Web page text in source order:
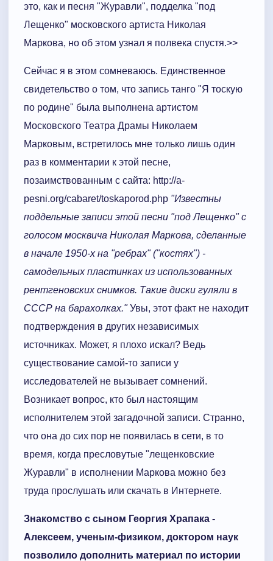
это, как и песня "Журавли", подделка "под
Лещенко" московского артиста Николая
Маркова, но об этом узнал я полвека спустя.>>
Сейчас я в этом сомневаюсь. Единственное
свидетельство о том, что запись танго "Я тоскую
по родине" была выполнена артистом
Московского Театра Драмы Николаем
Марковым, встретилось мне только лишь один
раз в комментарии к этой песне,
позаимствованным с сайта: http://a-
pesni.org/cabaret/toskaporod.php "Известны
поддельные записи этой песни "под Лещенко" с
голосом москвича Николая Маркова, сделанные
в начале 1950-х на "ребрах" ("костях") -
самодельных пластинках из использованных
рентгеновских снимков. Такие диски гуляли в
СССР на барахолках."Увы, этот факт не находит
подтверждения в других независимых
источниках. Может, я плохо искал? Ведь
существование самой-то записи у
исследователей не вызывает сомнений.
Возникает вопрос, кто был настоящим
исполнителем этой загадочной записи. Странно,
что она до сих пор не появилась в сети, в то
время, когда пресловутые "лещенковские
Журавли" в исполнении Маркова можно без
труда прослушать или скачать в Интернете.
Знакомство с сыном Георгия Храпака -
Алексеем, ученым-физиком, доктором наук
позволило дополнить материал по истории